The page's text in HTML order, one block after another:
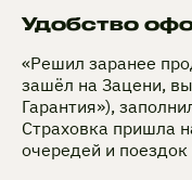
Удобство
«Решил заранее
зашёл на Зацени,
Гарантия»),
Страховка пришла
очередей и